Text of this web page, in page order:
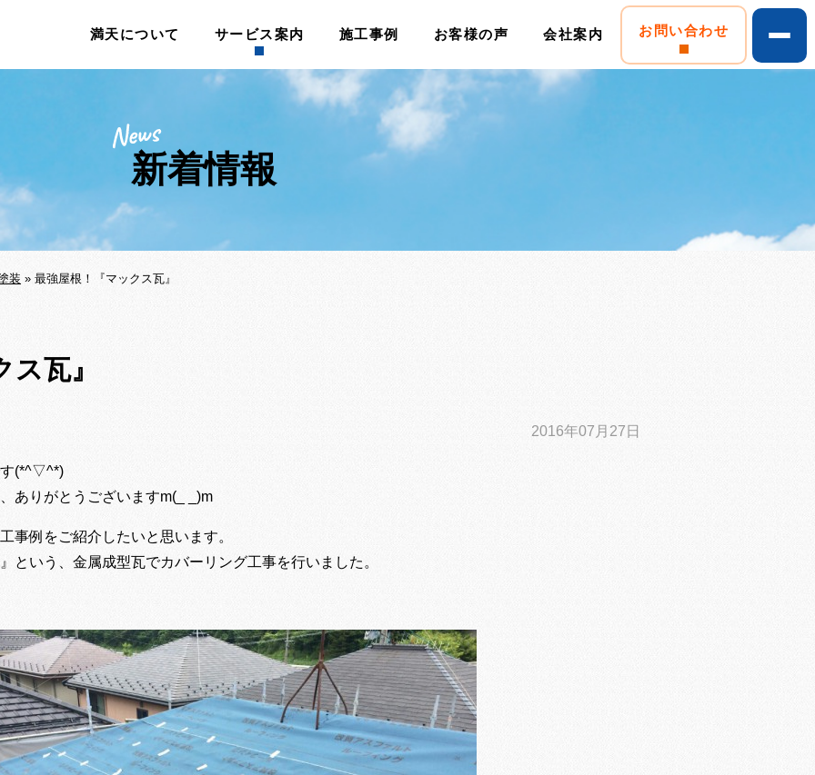
満天について サービス案内 施工事例 お客様の声 会社案内 お問い合わせ
新着情報
装 » 最強屋根！『マックス瓦』
ス瓦』
2016年07月27日
す(*^▽^*)
ありがとうございますm(_ _)m
事例をご紹介したいと思います。
という、金属成型瓦でカバーリング工事を行いました。